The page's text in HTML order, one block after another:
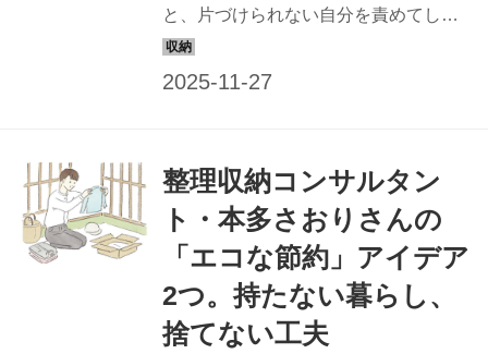
と、片づけられない自分を責めてしま
うもの。でも、整理収納コンサルタン
を見逃してしまう原因と解決策を聞き
ました。
整理収納コンサルタン
ト・本多さおりさんの
「エコな節約」アイデア
2つ。持たない暮らし、
捨てない工夫